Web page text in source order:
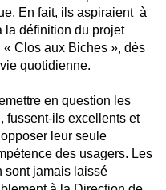
En fait, ils aspiraient à
la définition du projet
« Clos aux Biches », dès
quotidienne.
en question les
fussent-ils excellents et
leur seule
des usagers. Les
sont jamais laissé